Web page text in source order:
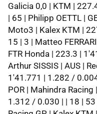
Galicia 0,0 | KTM |
| 65 | Philipp OETTL |
Moto3 | Kalex KTM |
15 | 3 | Matteo
FTR Honda | 223.3 |
Arthur SISSIS | AUS |
1'41.771 | 1.282 /
POR | Mahindra
1.312 / 0.030 | | 18 | 53